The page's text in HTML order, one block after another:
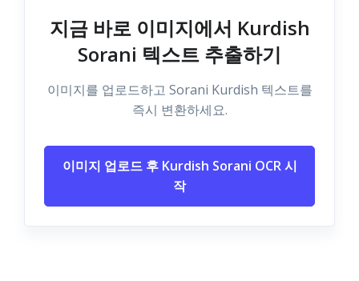
지금 바로 이미지에서 Kurdish
Sorani 텍스트 추출하기
이미지를 업로드하고 Sorani Kurdish 텍스트를
즉시 변환하세요.
이미지 업로드 후 Kurdish Sorani OCR 시
작